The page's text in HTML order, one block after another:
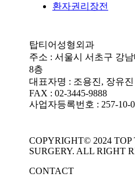
환자권리장전
탑티어성형외과
주소 : 서울시 서초구 강
8층
대표자명 : 조용진, 장유진
FAX : 02-3445-9888
사업자등록번호 : 257-10-
COPYRIGHT© 2024 TOP
SURGERY. ALL RIGHT
CONTACT